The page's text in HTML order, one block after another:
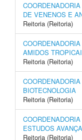
DE VENENOS E
Reitoria (Reitoria)
AMIDOS
Reitoria (Reitoria)
BIOTECNOLOGIA
Reitoria (Reitoria)
ESTUDOS
Reitoria (Reitoria)